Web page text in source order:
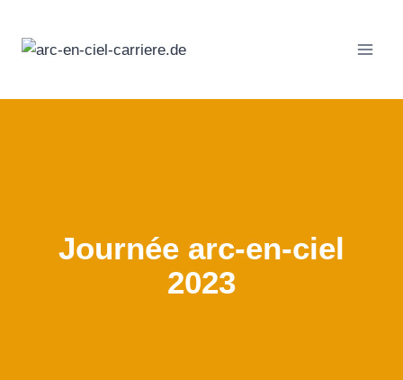
contenu
Journée arc-en-ciel
2023